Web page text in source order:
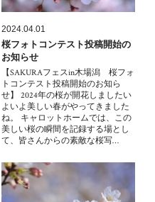
2024.04.01
桜フォトコンテスト投稿開始の
お知らせ
【SAKURAフェスin木場潟 桜フォ
トコンテスト投稿開始のお知ら
せ】 2024年の桜が開花しましたい
よいよ美しい春がやってきました
ね。 キャロットホームでは、この
美しい桜の瞬間を記録する場とし
て、皆さんからの素敵な桜写…